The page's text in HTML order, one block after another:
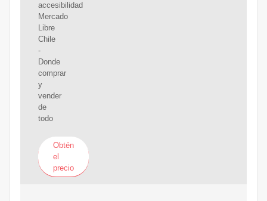
accesibilidad
Mercado
Libre
Chile
-
Donde
comprar
y
vender
de
todo
Obtén
el
precio